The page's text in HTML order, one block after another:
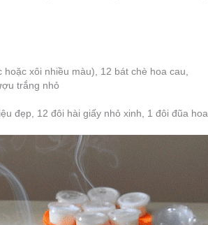
xôi nhiều màu), 12 bát chè hoa cau,
trắng nhỏ
đẹp, 12 đôi hài giấy nhỏ xinh, 1 đôi đũa hoa